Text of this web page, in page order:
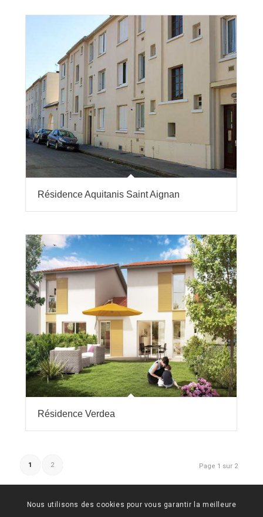
Résidence Aquitanis Saint Aignan
Résidence Verdea
Page 1 sur 2
1 2
Nous utilisons des cookies pour vous garantir la meilleure